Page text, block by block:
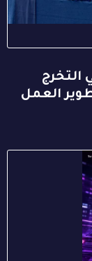
التخرج
العمل